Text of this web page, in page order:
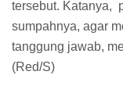
tersebut. Katanya,
sumpahnya, agar
tanggung jawab,
(Red/S)